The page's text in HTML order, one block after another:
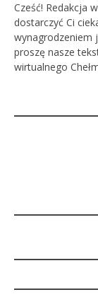
Cześć! Redakcja
dostarczyć Ci
wynagrodzeniem
proszę nasze
wirtualnego